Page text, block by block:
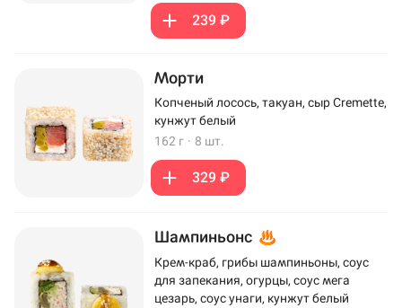
239 ₽
Морти
Копченый лосось, такуан, сыр Cremette,
кунжут белый
162 г · 8 шт.
329 ₽
Шампиньонс
Крем-краб, грибы шампиньоны, соус
для запекания, огурцы, соус мега
цезарь, соус унаги, кунжут белый